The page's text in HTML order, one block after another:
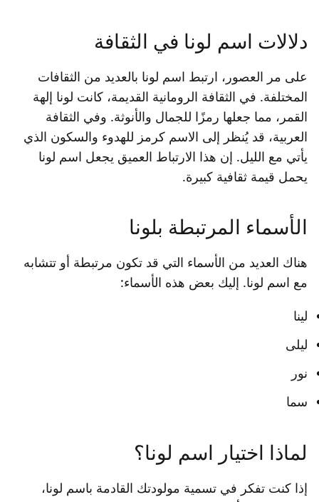
دلالات اسم لونا في الثقافة
على مر العصور، ارتبط اسم لونا بالعديد من الثقافات
المختلفة. في الثقافة الرومانية القديمة، كانت لونا إلهة
القمر، مما جعلها رمزًا للجمال والأنوثة. وفي الثقافة
العربية، قد يُنظر إلى الاسم كرمز للهدوء والسكون الذي
يأتي مع الليل. إن هذا الارتباط العميق يجعل اسم لونا
يحمل قيمة ثقافية كبيرة.
الأسماء المرتبطة بلونا
هناك العديد من الأسماء التي قد تكون مرتبطة أو تتشابه
مع اسم لونا. إليك بعض هذه الأسماء:
لينا
ليلى
نور
سما
لماذا اختيار اسم لونا؟
إذا كنت تفكر في تسمية مولودتك القادمة باسم لونا،